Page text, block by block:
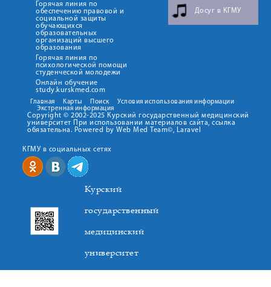
Горячая линия по
обеспечению правовой и
социальной защиты
обучающихся
образовательных
организаций высшего
образования
Горячая линия по
психологической помощи
студенческой молодежи
Онлайн обучение
study.kurskmed.com
Досуг в КГМУ
Главная Карты Поиск
Условия использования информации
Экстренная информация
Copyright © 2002-2025 Курский государственный медицинский
университет При использовании материалов сайта, ссылка
обязательна. Powered by Web Med Team©, Laravel
КГМУ в социальных сетях
Курский
государственный
медицинский
университет